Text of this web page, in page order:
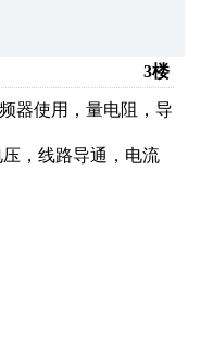
3楼
器使用，量电阻，导
，线路导通，电流